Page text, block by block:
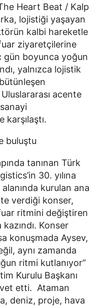
Heart Beat / Kalp
lojistiği yaşayan
kalbi hareketle
ziyaretçilerine
gün boyunca yoğun
yalnızca lojistik
acente
buluştu
tanınan Türk
30. yılına
kurulan ana
verdiği konser,
ritmini değiştiren
Konser
konuşmada Aysev,
aynı zamanda
ritmi kutlanıyor”
Kurulu Başkanı
etti. Ataman
deniz, proje, hava